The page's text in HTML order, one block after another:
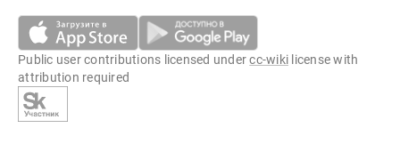
Public user contributions licensed undercc-wiki license with
attribution required